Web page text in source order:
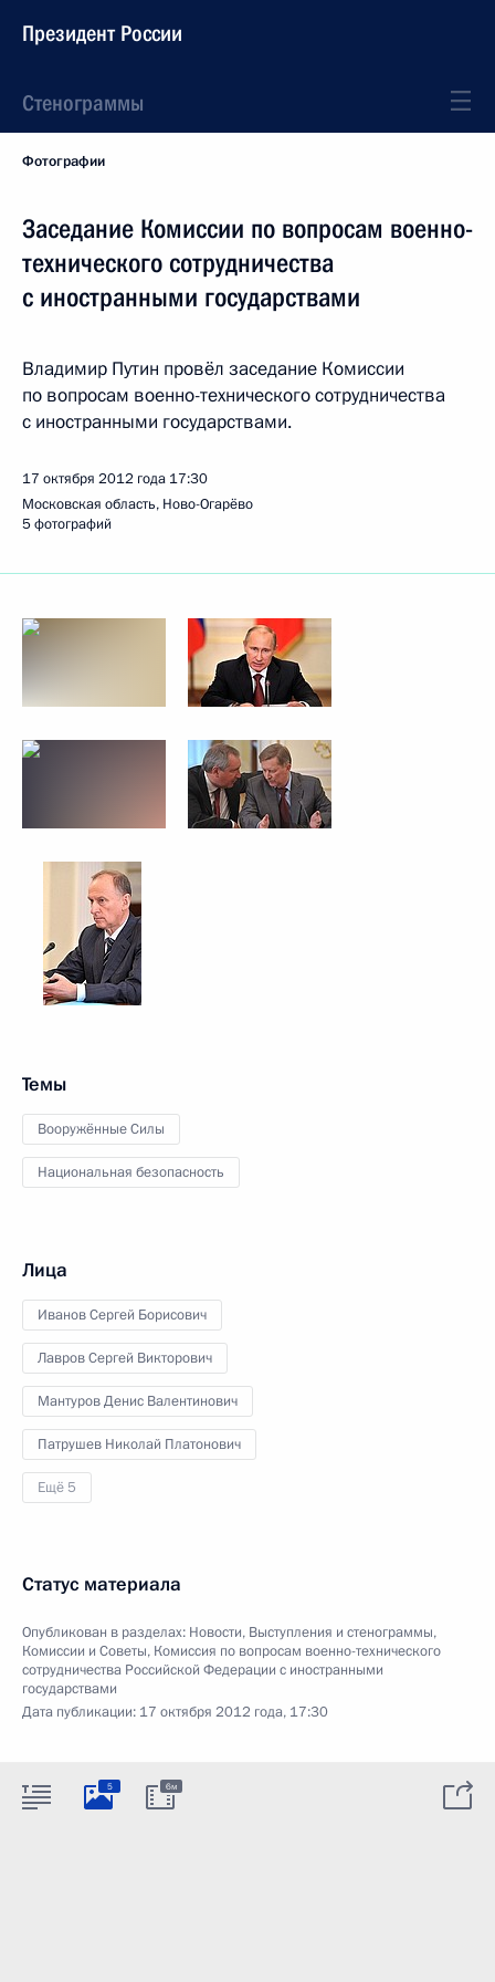
Президент России
Стенограммы
Фотографии
Заседание Комиссии по вопросам военно-
технического сотрудничества
с иностранными государствами
Владимир Путин провёл заседание Комиссии
по вопросам военно-технического сотрудничества
с иностранными государствами.
17 октября 2012 года 17:30
Московская область, Ново-Огарёво
5 фотографий
Темы
Вооружённые Силы
Национальная безопасность
Лица
Иванов Сергей Борисович
Лавров Сергей Викторович
Мантуров Денис Валентинович
Патрушев Николай Платонович
Ещё 5
Статус материала
Опубликован в разделах: Новости, Выступления и стенограммы,
Комиссии и Советы, Комиссия по вопросам военно-технического
сотрудничества Российской Федерации с иностранными
государствами
Дата публикации: 17 октября 2012 года, 17:30
5 6м